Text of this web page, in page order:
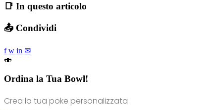
📑 In questo articolo
📤 Condividi
f w in ✉
🍣
Ordina la Tua Bowl!
Crea la tua poke personalizzata